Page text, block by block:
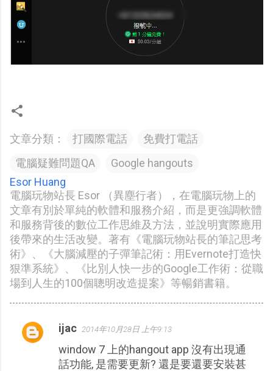
文章分類： 打國際電話
免費打電話
電腦疑難問題QA
Google hangouts
Esor Huang
電腦玩物站長 Esor （異塵行者），在電腦玩物上的
文章有別於單純的軟體和服務介紹，而是更強調軟體
和服務背後的數位工作思維及方法，並說明實際應用
後帶來的生活改變。著有《電腦玩物站長的筆記思考
術》、《大腦減壓的子彈筆記術：用Evernote打造快
狠準系統》、《比別人快一步的Google工作術：從職
場到人生的100個聰明改造提案》等暢銷書籍。
留
ijac 2014年10月28日 上午9:13
window 7 上的hangout app 沒有出現通
話功能, 是需要更新? 還是要還要安裝甚